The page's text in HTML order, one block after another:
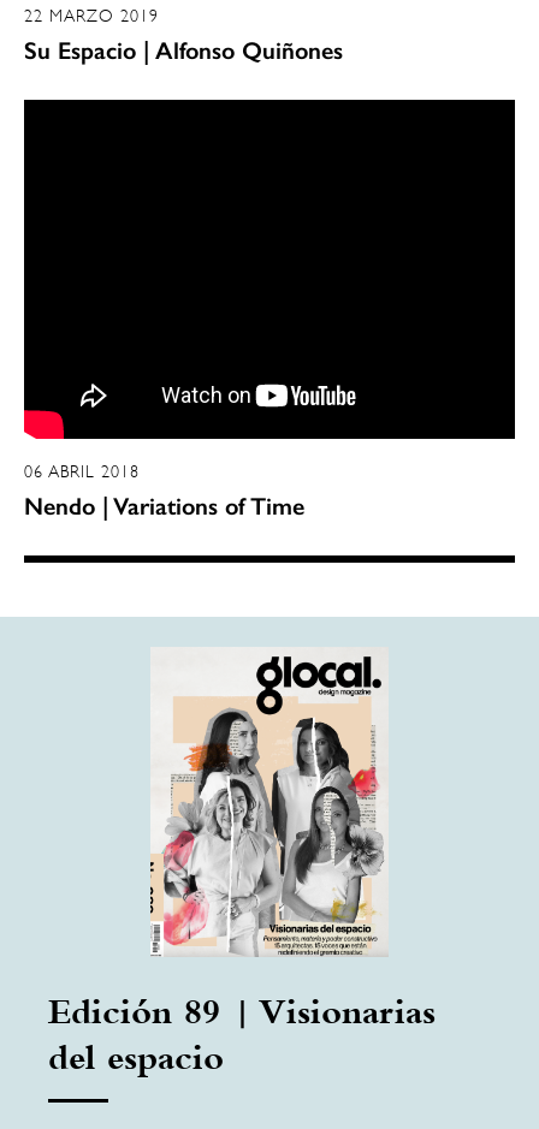
22 MARZO 2019
Su Espacio | Alfonso Quiñones
06 ABRIL 2018
Nendo | Variations of Time
Edición 89 | Visionarias
del espacio